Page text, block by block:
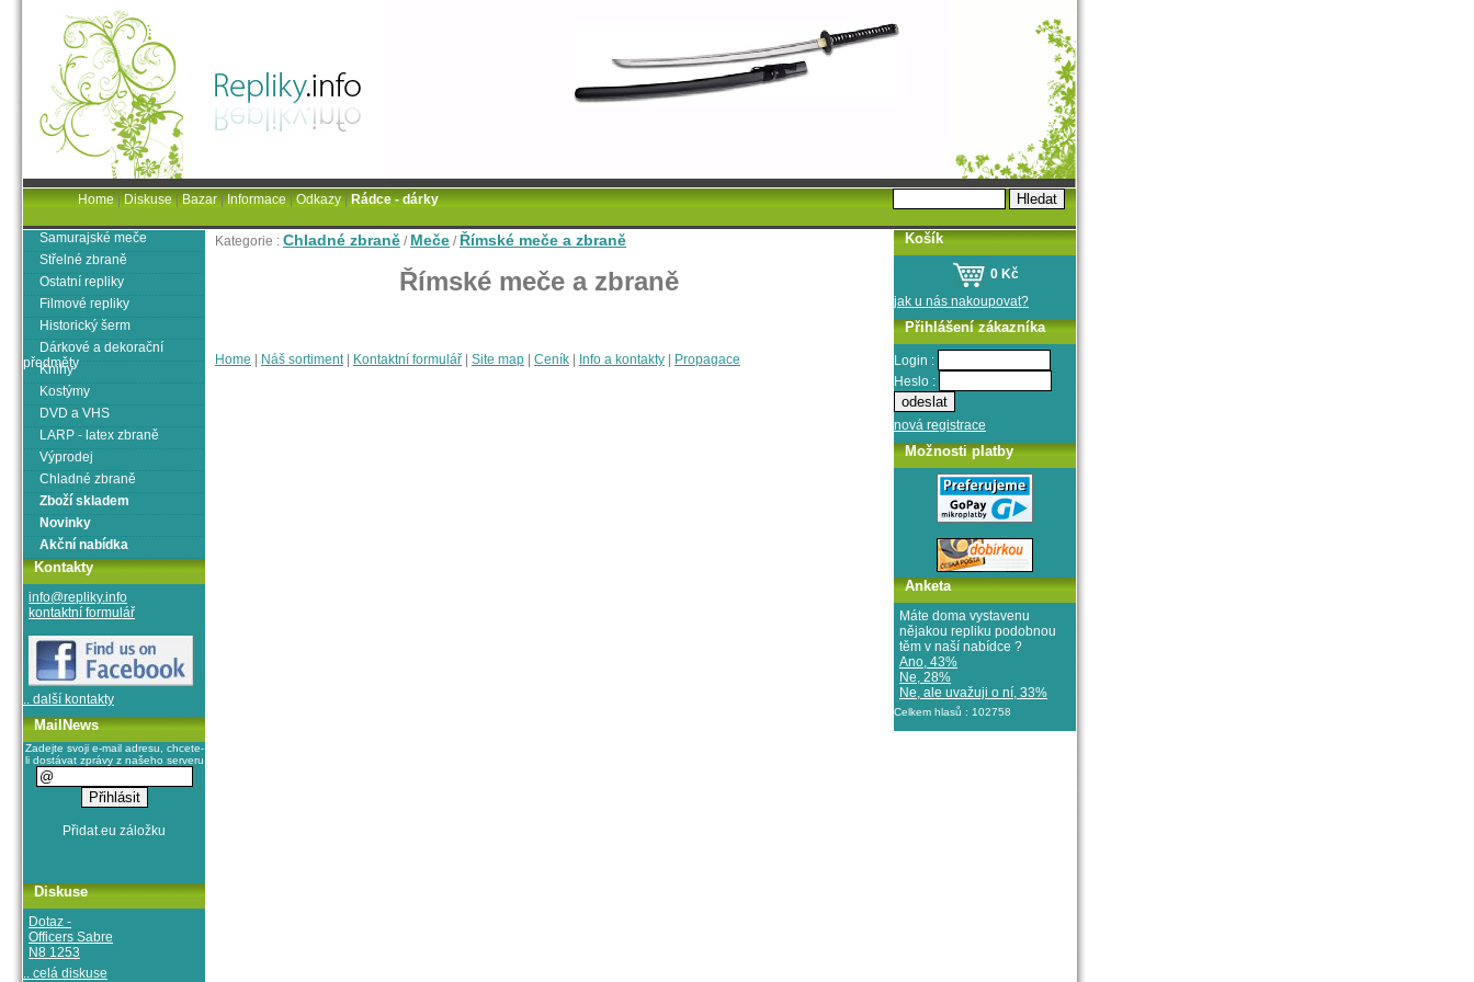
Kategorie : Chladné zbraně / Meče / Římské meče a zbraně
Římské meče a zbraně
Home Náš sortiment| Kontaktní formulář Site map Ceník Info a kontakty Propagace
Samurajské meče
Střelné zbraně
Ostatní repliky
Filmové repliky
Historický šerm
Dárkové a dekorační
předměty
Knihy
Kostýmy
DVD a VHS
LARP - latex zbraně
Výprodej
Chladné zbraně
Zboží skladem
Novinky
Akční nabídka
Kontakty
info@repliky.info
kontaktní formulář
.. další kontakty
MailNews
Zadejte svoji e-mail adresu, chcete-
li dostávat zprávy z našeho serveru
Diskuse
Dotaz -
Officers Sabre
N8 1253
.. celá diskuse
Košík
0 Kč
jak u nás nakoupovat?
Přihlášení zákazníka
Login :
Heslo :
nová registrace
Možnosti platby
Anketa
Máte doma vystavenu
nějakou repliku podobnou
těm v naší nabídce ?
Ano, 43%
Ne, 28%
Ne, ale uvažuji o ní, 33%
Celkem hlasů : 102758
Home|Diskuse|Bazar|Informace|Odkazy|Rádce - dárky